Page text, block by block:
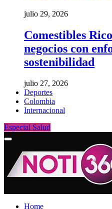
julio 29, 2026
Comestibles
negocios con
sostenibilidad
julio 27, 2026
Deportes
Colombia
Internacional
Especial Salud
Home